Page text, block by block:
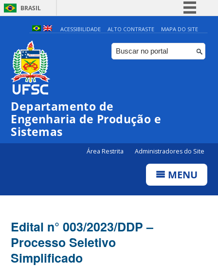
BRASIL
Simplifique!
Comunica BR
Participe
ACESSIBILIDADE ALTO CONTRASTE MAPA DO SITE
Departamento de
Engenharia de Produção e
Sistemas
Área Restrita Administradores do Site
MENU
Edital n° 003/2023/DDP –
Processo Seletivo
Simplificado